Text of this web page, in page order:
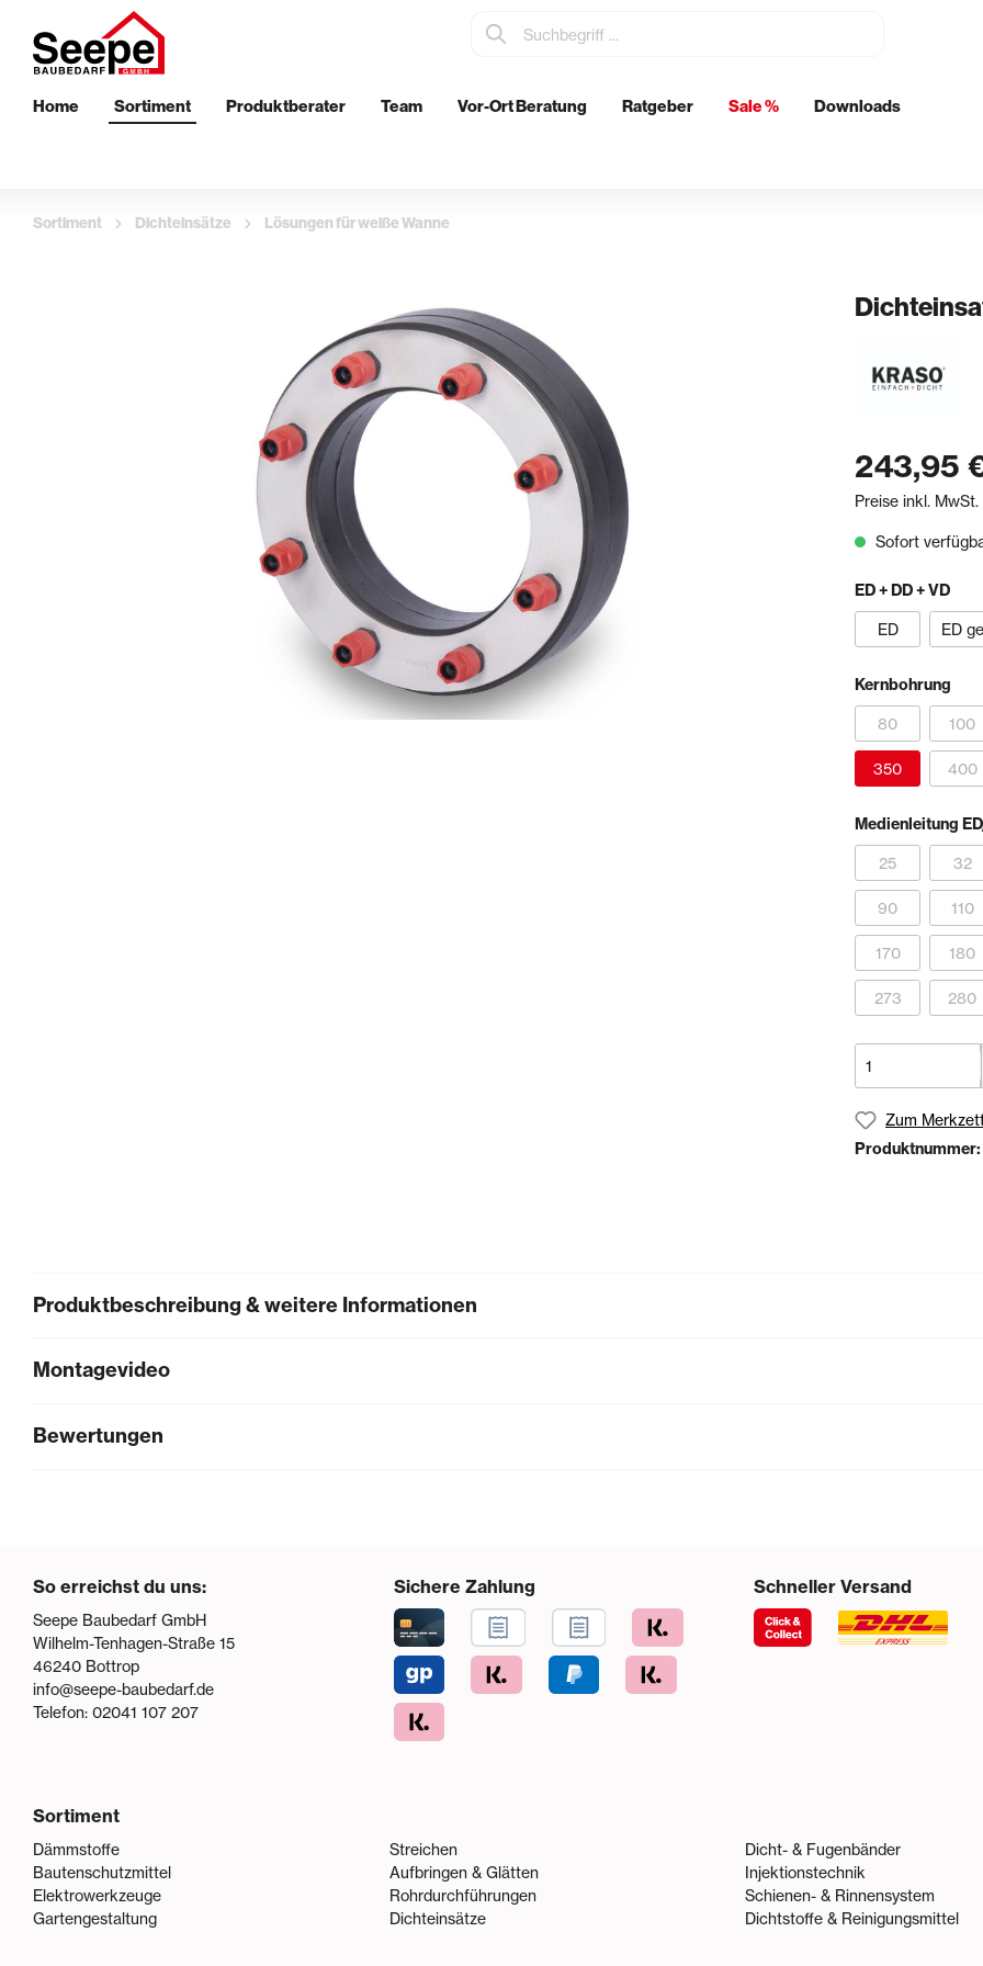
Home Sortiment Produktberater Team Vor-Ort Beratung Ratgeber Sale % Downloads
EPS-Perimeterdämmung
Wand
Klebebänder & Abdeckvlies
Ersatzbügel & Teleskopstäbe
Aufbringen & Glätten
Glättekellen & Schwertglätter
Putzkellen & Spachtel
Profil- & Eckenkellen
Stachelroller & Stachelschlappen
Schneiden & Sägen
Rohrdurchführungen
Fugenabdeck- und Dichtbänder
Injektionstechnik
Packer
Pressen
Hydrauliköl
Tropfkantenprofile
Rinnensysteme
Gewebe & Folien
Sortiment Dichteinsätze Lösungen für weiße Wanne
243,95
Preise inkl.
Sofort
ED + DD + VD
ED ED
Kernbohrung
80 100
350 400
Medienleitung
25 32
90 110
170 180
273 280
Zum
Produktnummer:
Produktbeschreibung & weitere Informationen
Montagevideo
Bewertungen
So erreichst du uns:
Seepe Baubedarf GmbH
Wilhelm-Tenhagen-Straße 15
46240 Bottrop
info@seepe-baubedarf.de
Telefon: 02041 107 207
Sichere Zahlung Schneller Versand
Sortiment
Dämmstoffe
Bautenschutzmittel
Elektrowerkzeuge
Gartengestaltung
Streichen
Aufbringen & Glätten
Rohrdurchführungen
Dichteinsätze
Dicht- & Fugenbänder
Injektionstechnik
Schienen- & Rinnensystem
Dichtstoffe & Reinigungsmittel